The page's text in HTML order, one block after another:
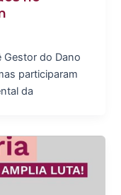
Gestor do Dano
participaram
da